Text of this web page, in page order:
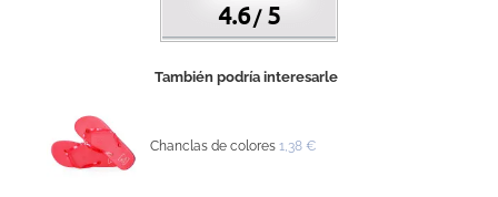
4.6 /5
También podría interesarle
Chanclas de colores 1,38 €